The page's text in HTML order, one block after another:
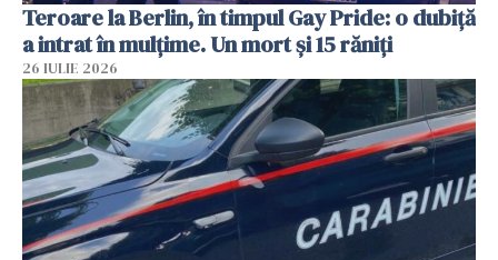
Teroare la Berlin, în timpul Gay Pride: o dubiță
a intrat în mulțime. Un mort și 15 răniți
26 IULIE 2026